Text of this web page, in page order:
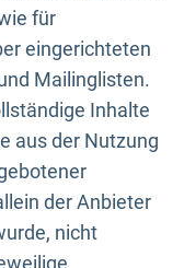
für
eingerichteten
Mailinglisten.
Inhalte
aus der Nutzung
der Anbieter
nicht